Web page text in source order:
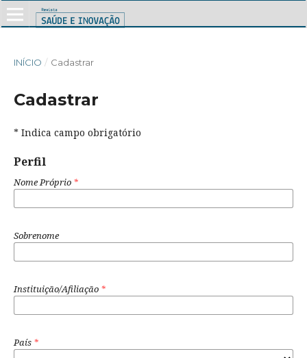
INÍCIO / Cadastrar
Cadastrar
* Indica campo obrigatório
Perfil
Nome Próprio *
Sobrenome
Instituição/Afiliação *
País *